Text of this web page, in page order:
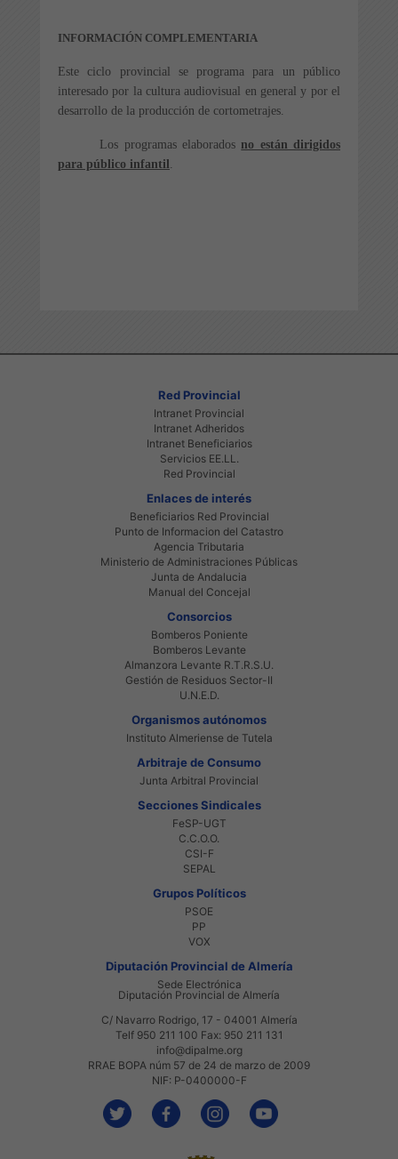
INFORMACIÓN COMPLEMENTARIA
Este ciclo provincial se programa para un público
interesado por la cultura audiovisual en general y por el
desarrollo de la producción de cortometrajes.
Los programas elaborados no están dirigidos
para público infantil
Red Provincial
Intranet Provincial
Intranet Adheridos
Intranet Beneficiarios
Servicios EE.LL.
Red Provincial
Enlaces de interés
Beneficiarios Red Provincial
Punto de Informacion del Catastro
Agencia Tributaria
Ministerio de Administraciones Públicas
Junta de Andalucia
Manual del Concejal
Consorcios
Bomberos Poniente
Bomberos Levante
Almanzora Levante R.T.R.S.U.
Gestión de Residuos Sector-II
U.N.E.D.
Organismos autónomos
Instituto Almeriense de Tutela
Arbitraje de Consumo
Junta Arbitral Provincial
Secciones Sindicales
FeSP-UGT
C.C.O.O.
CSI-F
SEPAL
Grupos Políticos
PSOE
PP
VOX
Diputación Provincial de Almería
Sede Electrónica
Diputación Provincial de Almería
C/ Navarro Rodrigo, 17 - 04001 Almería
Telf 950 211 100 Fax: 950 211 131
info@dipalme.org
RRAE BOPA núm 57 de 24 de marzo de 2009
NIF: P-0400000-F